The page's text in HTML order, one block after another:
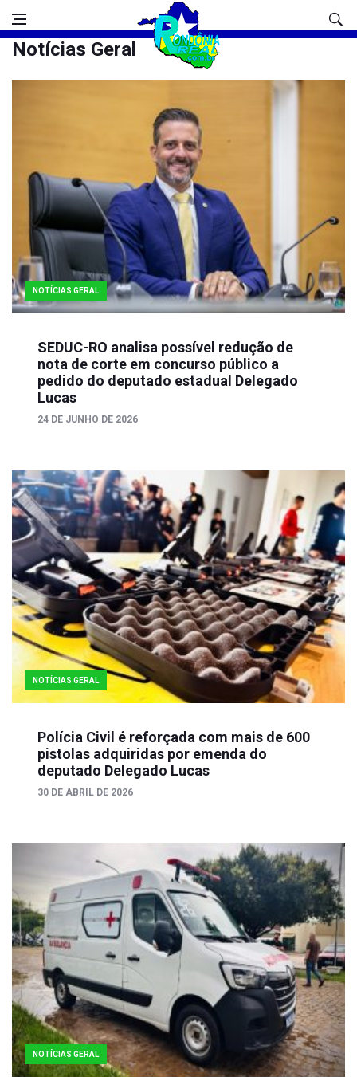
Notícias Geral
NOTÍCIAS GERAL
SEDUC-RO analisa possível redução de
nota de corte em concurso público a
pedido do deputado estadual Delegado
Lucas
24 DE JUNHO DE 2026
NOTÍCIAS GERAL
Polícia Civil é reforçada com mais de 600
pistolas adquiridas por emenda do
deputado Delegado Lucas
30 DE ABRIL DE 2026
NOTÍCIAS GERAL